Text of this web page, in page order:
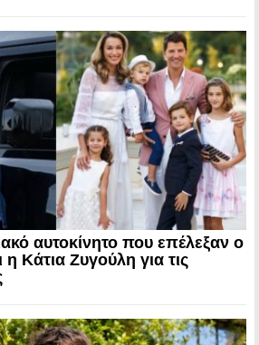
αυτοκίνητο που επέλεξαν ο
Κάτια Ζυγούλη για τις